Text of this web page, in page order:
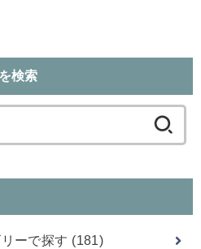
検索
索:
ーで探す (181)